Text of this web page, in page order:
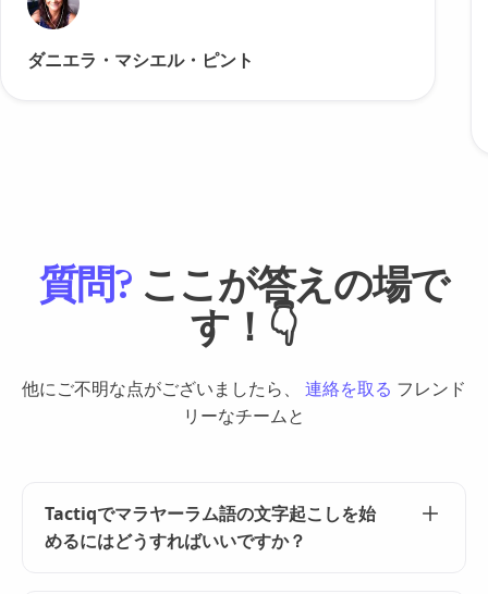
ダニエラ・マシエル・ピント
質問? ここが答えの場で
す！👇
他にご不明な点がございましたら、 連絡を取る フレンド
リーなチームと
Tactiqでマラヤーラム語の文字起こしを始
めるにはどうすればいいですか？